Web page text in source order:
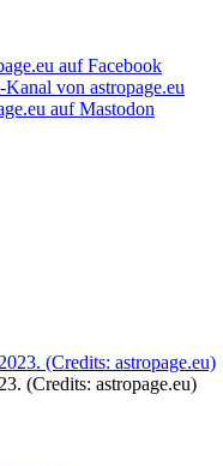
(Credits: astropage.eu)